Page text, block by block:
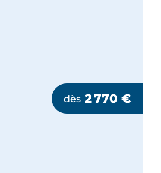
dès 2 770 €